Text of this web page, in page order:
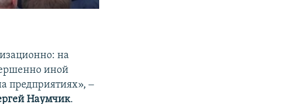
на
иной
предприятиях», ‒
Наумчик.